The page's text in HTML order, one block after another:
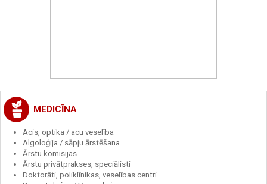
MEDICĪNA
Acis, optika / acu veselība
Algoloģija / sāpju ārstēšana
Ārstu komisijas
Ārstu privātprakses, speciālisti
Doktorāti, poliklīnikas, veselības centri